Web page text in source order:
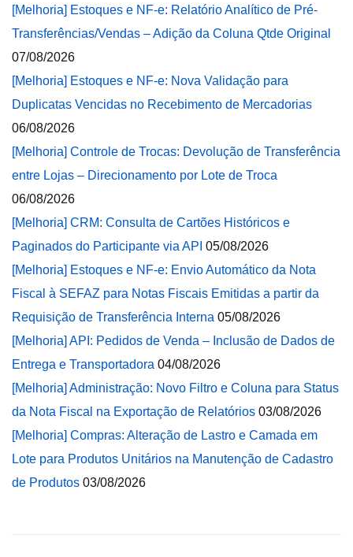
[Melhoria] Estoques e NF-e: Relatório Analítico de Pré-
Transferências/Vendas – Adição da Coluna Qtde Original
07/08/2026
[Melhoria] Estoques e NF-e: Nova Validação para
Duplicatas Vencidas no Recebimento de Mercadorias
06/08/2026
[Melhoria] Controle de Trocas: Devolução de Transferência
entre Lojas – Direcionamento por Lote de Troca
06/08/2026
[Melhoria] CRM: Consulta de Cartões Históricos e
Paginados do Participante via API 05/08/2026
[Melhoria] Estoques e NF-e: Envio Automático da Nota
Fiscal à SEFAZ para Notas Fiscais Emitidas a partir da
Requisição de Transferência Interna 05/08/2026
[Melhoria] API: Pedidos de Venda – Inclusão de Dados de
Entrega e Transportadora 04/08/2026
[Melhoria] Administração: Novo Filtro e Coluna para Status
da Nota Fiscal na Exportação de Relatórios 03/08/2026
[Melhoria] Compras: Alteração de Lastro e Camada em
Lote para Produtos Unitários na Manutenção de Cadastro
de Produtos 03/08/2026